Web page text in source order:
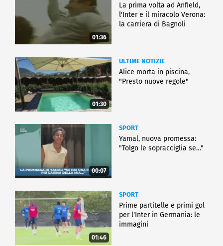
01:36
La prima volta ad Anfield,
l'Inter e il miracolo Verona:
la carriera di Bagnoli
01:30
ULTIME NOTIZIE
Alice morta in piscina,
"Presto nuove regole"
00:07
SPORT
Yamal, nuova promessa:
"Tolgo le sopracciglia se…"
01:46
SPORT
Prime partitelle e primi gol
per l'Inter in Germania: le
immagini